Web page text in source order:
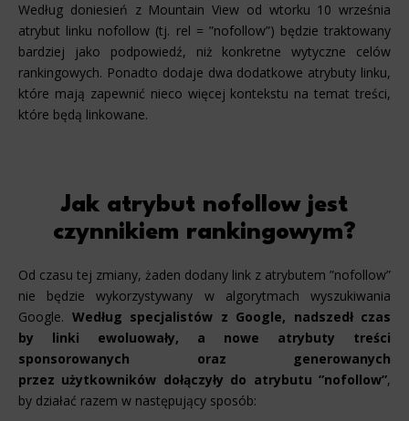
Według doniesień z Mountain View od wtorku 10 września
atrybut linku nofollow (tj. rel = ”nofollow”) będzie traktowany
bardziej jako podpowiedź, niż konkretne wytyczne celów
rankingowych. Ponadto dodaje dwa dodatkowe atrybuty linku,
które mają zapewnić nieco więcej kontekstu na temat treści,
które będą linkowane.
Jak atrybut nofollow jest
czynnikiem rankingowym?
Od czasu tej zmiany, żaden dodany link z atrybutem ”nofollow”
nie będzie wykorzystywany w algorytmach wyszukiwania
Google. Według specjalistów z Google, nadszedł czas
by linki ewoluowały, a nowe atrybuty treści
sponsorowanych oraz generowanych
przez użytkowników dołączyły do atrybutu ”nofollow”,
by działać razem w następujący sposób: